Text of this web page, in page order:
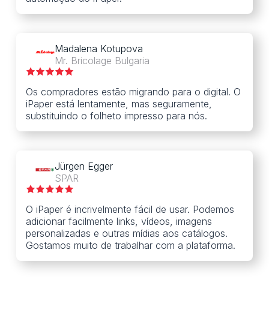
Madalena Kotupova
Mr. Bricolage Bulgaria
Os compradores estão migrando para o digital. O
iPaper está lentamente, mas seguramente,
substituindo o folheto impresso para nós.
Jürgen Egger
SPAR
O iPaper é incrivelmente fácil de usar. Podemos
adicionar facilmente links, vídeos, imagens
personalizadas e outras mídias aos catálogos.
Gostamos muito de trabalhar com a plataforma.